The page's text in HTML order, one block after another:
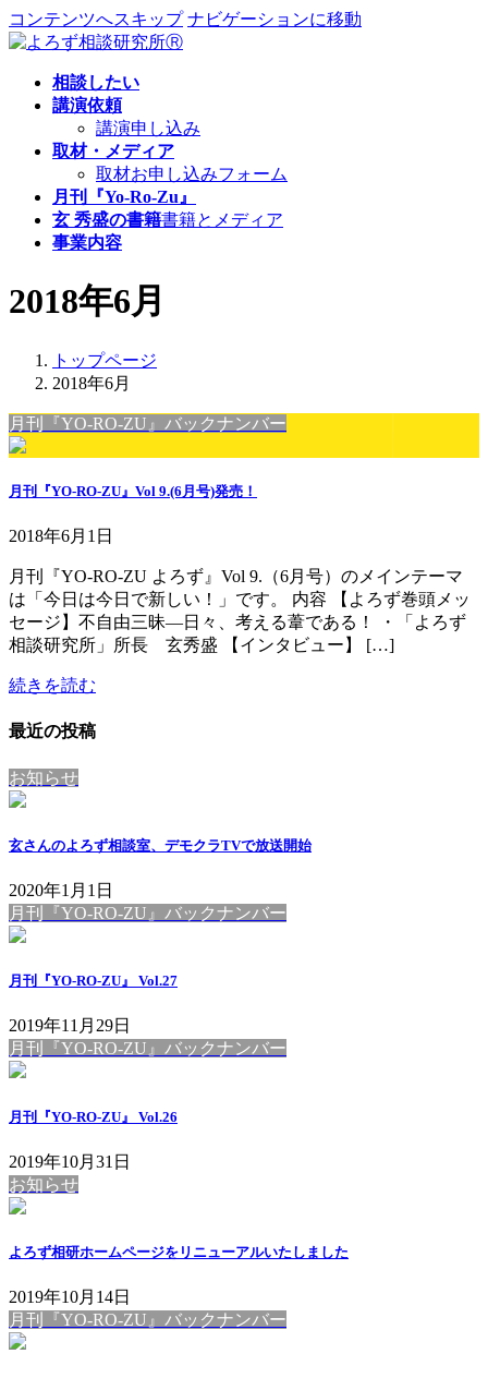
コンテンツへスキップ ナビゲーションに移動
相談したい
講演依頼
講演申し込み
取材・メディア
取材お申し込みフォーム
月刊『Yo-Ro-Zu』
玄 秀盛の書籍書籍とメディア
事業内容
2018年6月
トップページ
2018年6月
月刊『YO-RO-ZU』バックナンバー
月刊『YO-RO-ZU』Vol 9.(6月号)発売！
2018年6月1日
月刊『YO-RO-ZU よろず』Vol 9.（6月号）のメインテーマ
は「今日は今日で新しい！」です。 内容 【よろず巻頭メッ
セージ】不自由三昧―日々、考える葦である！ ・「よろず
相談研究所」所長 玄秀盛 【インタビュー】 […]
続きを読む
最近の投稿
お知らせ
玄さんのよろず相談室、デモクラTVで放送開始
2020年1月1日
月刊『YO-RO-ZU』バックナンバー
月刊『YO-RO-ZU』 Vol.27
2019年11月29日
月刊『YO-RO-ZU』バックナンバー
月刊『YO-RO-ZU』 Vol.26
2019年10月31日
お知らせ
よろず相研ホームページをリニューアルいたしました
2019年10月14日
月刊『YO-RO-ZU』バックナンバー